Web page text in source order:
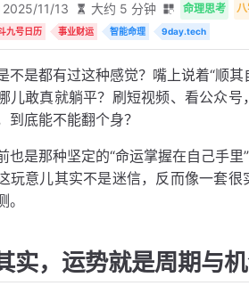
2025/11/13 大约 5 分钟 命理思考
九号日历 事业财运 智能命理 9day.tech
不是都有过这种感觉？嘴上说着“顺
儿敢真就躺平？刷短视频、看公众
到底能不能翻个身？
也是那种坚定的“命运掌握在自己手
玩意儿其实不是迷信，反而像一套
。
实，运势就是周期与